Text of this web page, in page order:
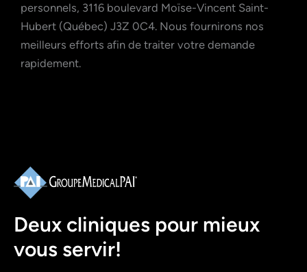
personnels, 3116 boulevard Moïse-Vincent Saint-
Hubert (Québec) J3Z 0C4. Nous fournirons nos
meilleurs efforts afin de traiter votre demande
rapidement.
Deux cliniques pour mieux
vous servir!